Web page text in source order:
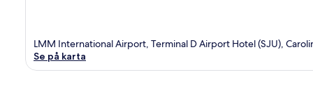
LMM International Airport, Terminal D Airport Hotel (SJU),
Se på karta